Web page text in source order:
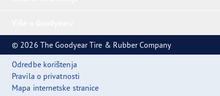
© 2026 The Goodyear Tire & Rubber Company
Odredbe korištenja
Pravila o privatnosti
Mapa internetske stranice